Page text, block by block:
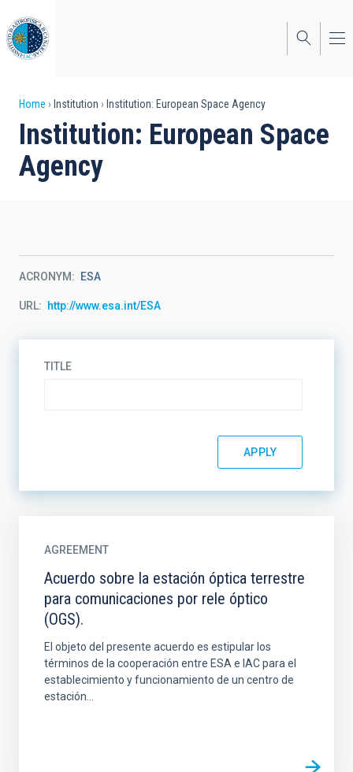
to
main
content
Breadcrumb
Home Institution Institution: European Space Agency
Institution: European Space
Agency
ACRONYM ESA
URL http://www.esa.int/ESA
TITLE
AGREEMENT
Acuerdo sobre la estación óptica terrestre
para comunicaciones por rele óptico
(OGS).
El objeto del presente acuerdo es estipular los
términos de la cooperación entre ESA e IAC para el
establecimiento y funcionamiento de un centro de
estación...